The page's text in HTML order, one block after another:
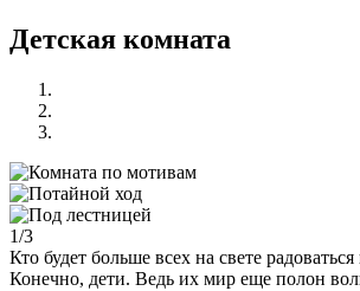
Детская комната
1/3
Кто будет больше всех на свете
Конечно, дети. Ведь их мир еще полон